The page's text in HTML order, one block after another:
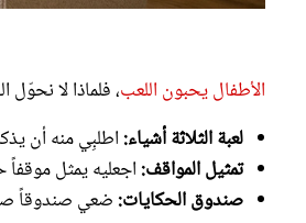
الأطفال يحبون اللعب، فلماذا لا
لعبة الثلاثة أشياء:اطلبِي منه أن
تمثيل المواقف:اجعليه يمثل موقفاً
صندوق الحكايات:ضعي صندوقاً